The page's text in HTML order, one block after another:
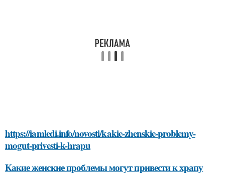
https://iamledi.info/novosti/kakie-zhenskie-problemy-
mogut-privesti-k-hrapu
Какие женские проблемы могут привести к храпу